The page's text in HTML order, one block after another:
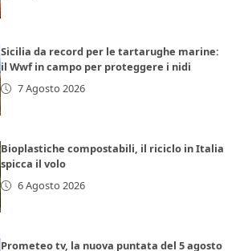
Sicilia da record per le tartarughe marine:
il Wwf in campo per proteggere i nidi
7 Agosto 2026
Bioplastiche compostabili, il riciclo in Italia
spicca il volo
6 Agosto 2026
Prometeo tv, la nuova puntata del 5 agosto